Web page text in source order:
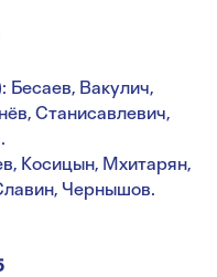
Бесаев, Вакулич,
Станисавлевич,
Косицын, Мхитарян,
Чернышов.